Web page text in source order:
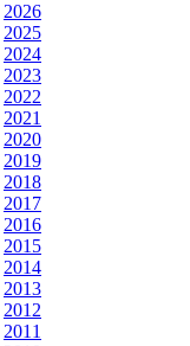
2026
2025
2024
2023
2022
2021
2020
2019
2018
2017
2016
2015
2014
2013
2012
2011